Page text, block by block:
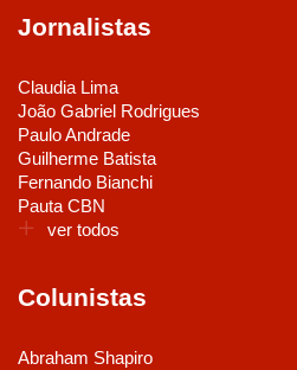
Jornalistas
Claudia Lima
João Gabriel Rodrigues
Paulo Andrade
Guilherme Batista
Fernando Bianchi
Pauta CBN
ver todos
Colunistas
Abraham Shapiro